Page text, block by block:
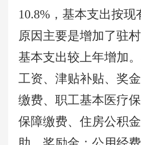
10.8%，基本支出按现
原因主要是增加了驻
基本支出较上年增加
工资、津贴补贴、奖
缴费、职工基本医疗
保障缴费、住房公积